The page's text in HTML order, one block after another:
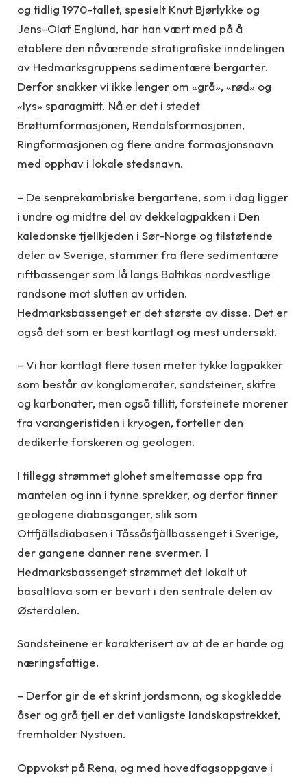
og tidlig 1970-tallet, spesielt Knut Bjørlykke og
Jens-Olaf Englund, har han vært med på å
etablere den nåværende stratigrafiske inndelingen
av Hedmarksgruppens sedimentære bergarter.
Derfor snakker vi ikke lenger om «grå», «rød» og
«lys» sparagmitt. Nå er det i stedet
Brøttumformasjonen, Rendalsformasjonen,
Ringformasjonen og flere andre formasjonsnavn
med opphav i lokale stedsnavn.
– De senprekambriske bergartene, som i dag ligger
i undre og midtre del av dekkelagpakken i Den
kaledonske fjellkjeden i Sør-Norge og tilstøtende
deler av Sverige, stammer fra flere sedimentære
riftbassenger som lå langs Baltikas nordvestlige
randsone mot slutten av urtiden.
Hedmarksbassenget er det største av disse. Det er
også det som er best kartlagt og mest undersøkt.
– Vi har kartlagt flere tusen meter tykke lagpakker
som består av konglomerater, sandsteiner, skifre
og karbonater, men også tillitt, forsteinete morener
fra varangeristiden i kryogen, forteller den
dedikerte forskeren og geologen.
I tillegg strømmet glohet smeltemasse opp fra
mantelen og inn i tynne sprekker, og derfor finner
geologene diabasganger, slik som
Ottfjällsdiabasen i Tåssåsfjällbassenget i Sverige,
der gangene danner rene svermer. I
Hedmarksbassenget strømmet det lokalt ut
basaltlava som er bevart i den sentrale delen av
Østerdalen.
Sandsteinene er karakterisert av at de er harde og
næringsfattige.
– Derfor gir de et skrint jordsmonn, og skogkledde
åser og grå fjell er det vanligste landskapstrekket,
fremholder Nystuen.
Oppvokst på Rena, og med hovedfagsoppgave i